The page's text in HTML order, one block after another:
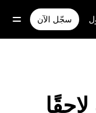
سجّل الآن